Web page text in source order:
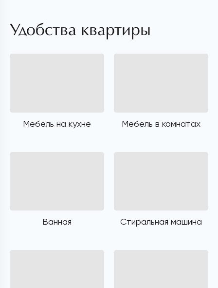
Удобства квартиры
Мебель на кухне Мебель в комнатах
Ванная Стиральная машина